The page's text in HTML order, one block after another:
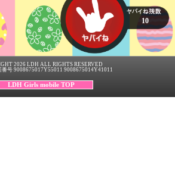
10
2026 LDH ALL RIGHTS RESERVED
番号 9008675017Y55011 9008675014Y41011
LDH Girls mobile TOP